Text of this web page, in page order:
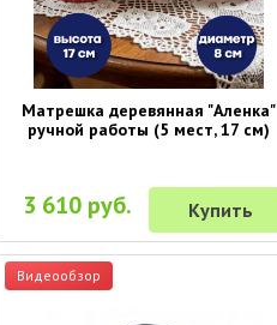
Матрешка деревянная "Аленка"
ручной работы (5 мест, 17 см)
3 610 руб. Купить
Видеообзор